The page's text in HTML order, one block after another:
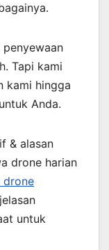
Tapi kami
kami hingga
Anda.
& alasan
drone harian
drone
untuk